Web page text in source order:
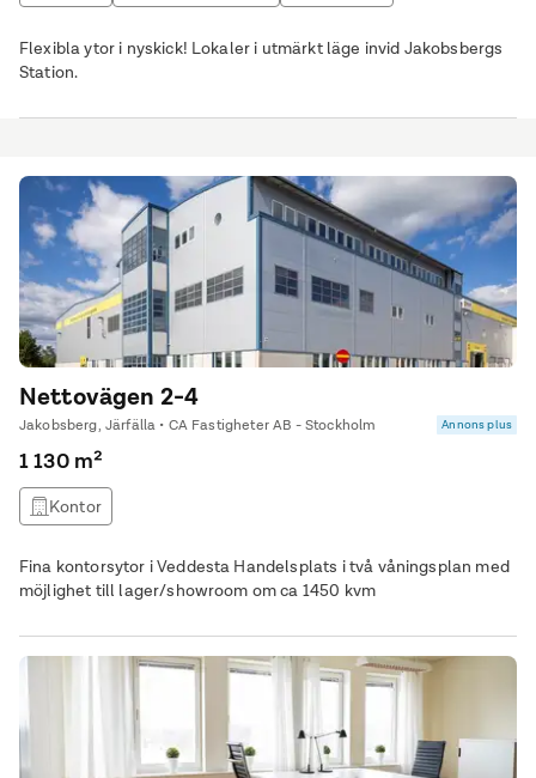
Flexibla ytor i nyskick! Lokaler i utmärkt läge invid Jakobsbergs
Station.
Nettovägen 2-4
Jakobsberg, Järfälla • CA Fastigheter AB - Stockholm Annons plus
1 130 m²
Kontor
Fina kontorsytor i Veddesta Handelsplats i två våningsplan med
möjlighet till lager/showroom om ca 1450 kvm